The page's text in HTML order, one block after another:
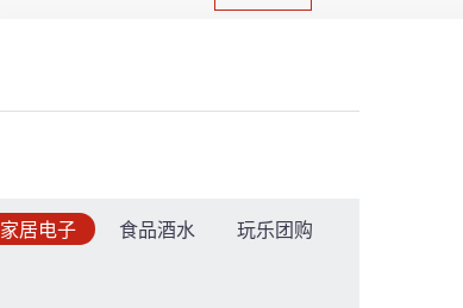
家居电子 食品酒水 玩乐团购